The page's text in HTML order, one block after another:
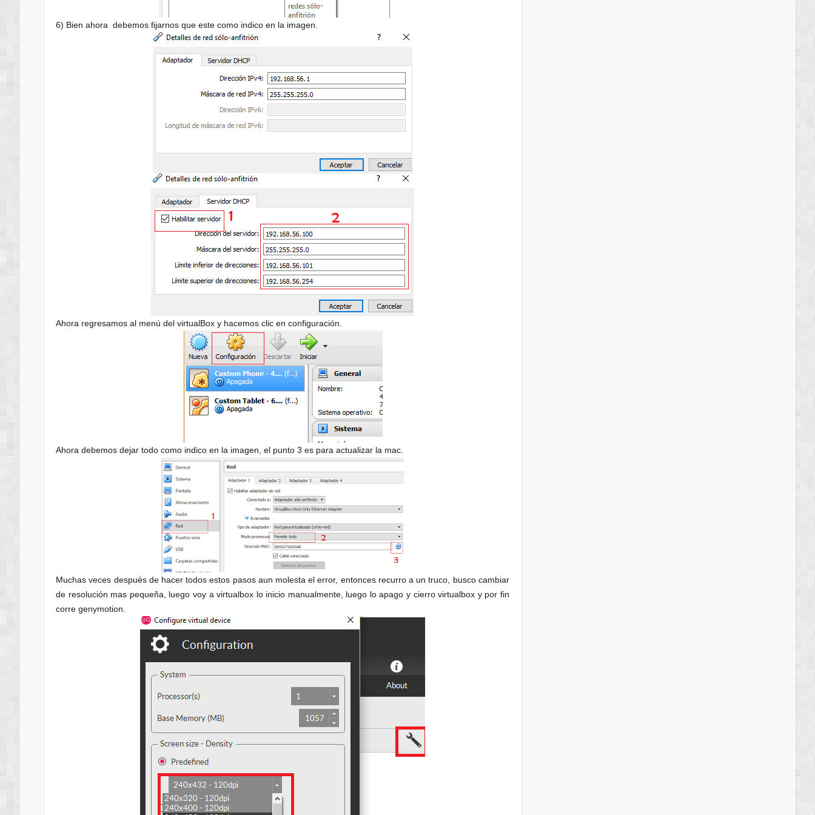
6) Bien ahora debemos fijarnos que este como indico en la imagen.
Ahora regresamos al menú del virtualBox y hacemos clic en configuración.
Ahora debemos dejar todo como indico en la imagen, el punto 3 es para actualizar la mac.
Muchas veces después de hacer todos estos pasos aun molesta el error, entonces recurro a un truco, busco cambiar
de resolución mas pequeña, luego voy a virtualbox lo inicio manualmente, luego lo apago y cierro virtualbox y por fin
corre genymotion.